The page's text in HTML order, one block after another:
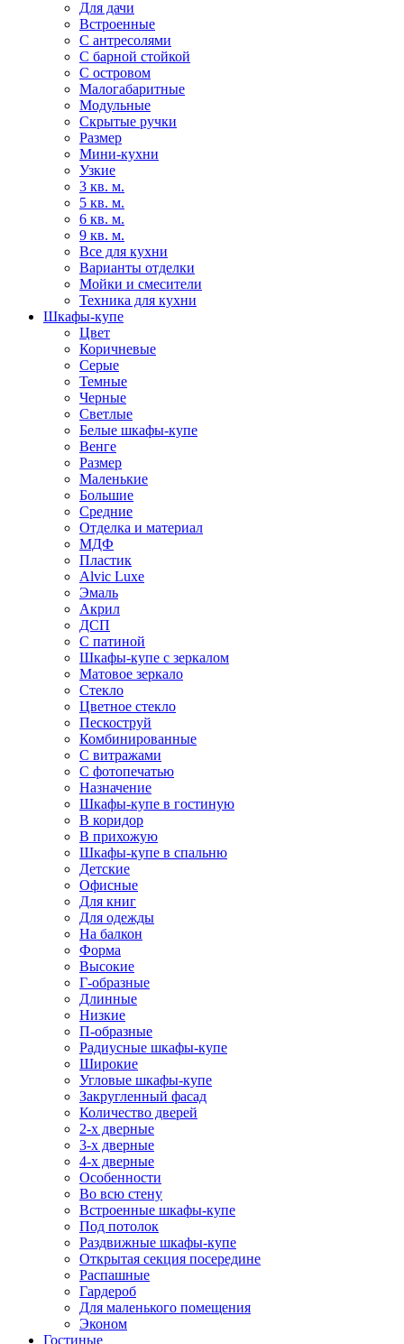
Для дачи
Встроенные
С антресолями
С барной стойкой
С островом
Малогабаритные
Модульные
Скрытые ручки
Размер
Мини-кухни
Узкие
3 кв. м.
5 кв. м.
6 кв. м.
9 кв. м.
Все для кухни
Варианты отделки
Мойки и смесители
Техника для кухни
Шкафы-купе
Цвет
Коричневые
Серые
Темные
Черные
Светлые
Белые шкафы-купе
Венге
Размер
Маленькие
Большие
Средние
Отделка и материал
МДФ
Пластик
Alvic Luxe
Эмаль
Акрил
ДСП
С патиной
Шкафы-купе с зеркалом
Матовое зеркало
Стекло
Цветное стекло
Пескоструй
Комбинированные
С витражами
С фотопечатью
Назначение
Шкафы-купе в гостиную
В коридор
В прихожую
Шкафы-купе в спальню
Детские
Офисные
Для книг
Для одежды
На балкон
Форма
Высокие
Г-образные
Длинные
Низкие
П-образные
Радиусные шкафы-купе
Широкие
Угловые шкафы-купе
Закругленный фасад
Количество дверей
2-х дверные
3-х дверные
4-х дверные
Особенности
Во всю стену
Встроенные шкафы-купе
Под потолок
Раздвижные шкафы-купе
Открытая секция посередине
Распашные
Гардероб
Для маленького помещения
Эконом
Гостиные